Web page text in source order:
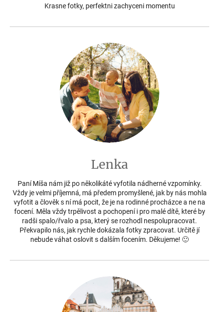
Krasne fotky, perfektni zachyceni momentu
Lenka
Paní Míša nám již po několikáté vyfotila nádherné vzpomínky.
Vždy je velmi příjemná, má předem promyšlené, jak by nás mohla
vyfotit a člověk s ní má pocit, že je na rodinné procházce a ne na
focení. Měla vždy trpělivost a pochopení i pro malé dítě, které by
radši spalo/řvalo a psa, který se rozhodl nespolupracovat.
Překvapilo nás, jak rychle dokázala fotky zpracovat. Určitě jí
nebude váhat oslovit s dalším focením. Děkujeme! 🙂